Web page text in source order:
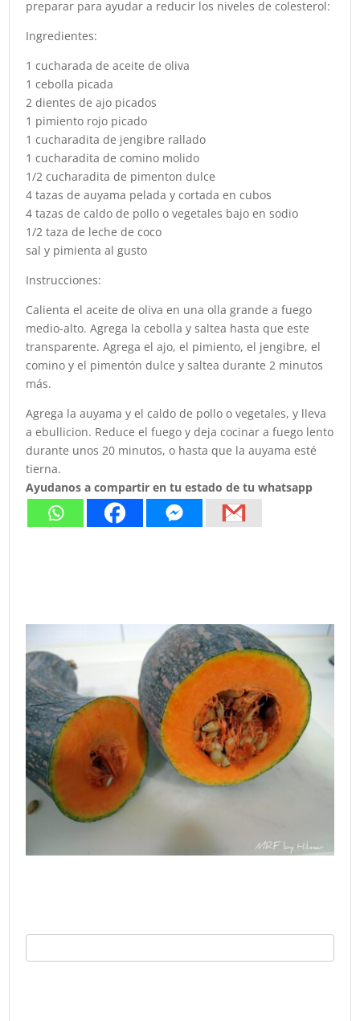
preparar para ayudar a reducir los niveles de colesterol:
Ingredientes:
1 cucharada de aceite de oliva
1 cebolla picada
2 dientes de ajo picados
1 pimiento rojo picado
1 cucharadita de jengibre rallado
1 cucharadita de comino molido
1/2 cucharadita de pimenton dulce
4 tazas de auyama pelada y cortada en cubos
4 tazas de caldo de pollo o vegetales bajo en sodio
1/2 taza de leche de coco
sal y pimienta al gusto
Instrucciones:
Calienta el aceite de oliva en una olla grande a fuego
medio-alto. Agrega la cebolla y saltea hasta que este
transparente. Agrega el ajo, el pimiento, el jengibre, el
comino y el pimentón dulce y saltea durante 2 minutos
más.
Agrega la auyama y el caldo de pollo o vegetales, y lleva
a ebullicion. Reduce el fuego y deja cocinar a fuego lento
durante unos 20 minutos, o hasta que la auyama esté
tierna.
Ayudanos a compartir en tu estado de tu whatsapp